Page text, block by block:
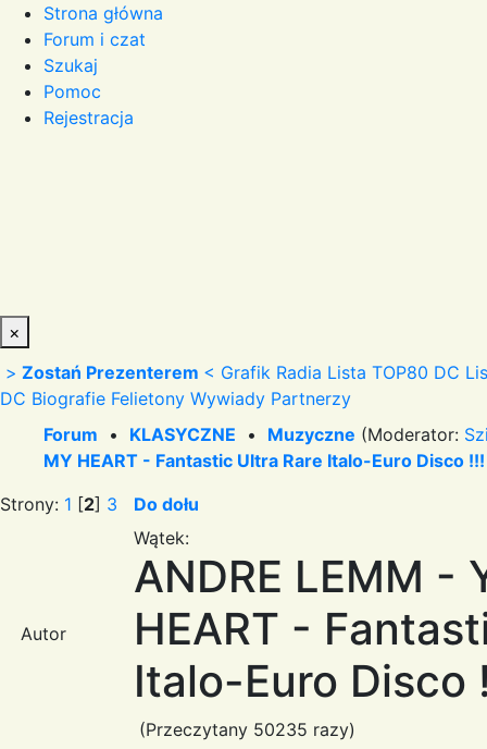
Strona główna
Forum i czat
Szukaj
Pomoc
Rejestracja
×
> Zostań Prezenterem < Grafik Radia Lista TOP80 DC
DC Biografie Felietony Wywiady Partnerzy
Forum • KLASYCZNE • Muzyczne (Moderator:
MY HEART - Fantastic Ultra Rare Italo-Euro Disco !!!
Strony: 1 [2] 3 Do dołu
Autor
Wątek:
ANDRE LEMM -
HEART -
Italo-Euro Disco
(Przeczytany 50235 razy)